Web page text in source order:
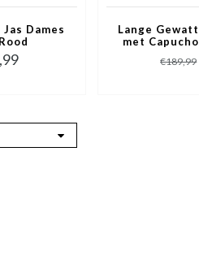
Dames
Lange
met
€189,99